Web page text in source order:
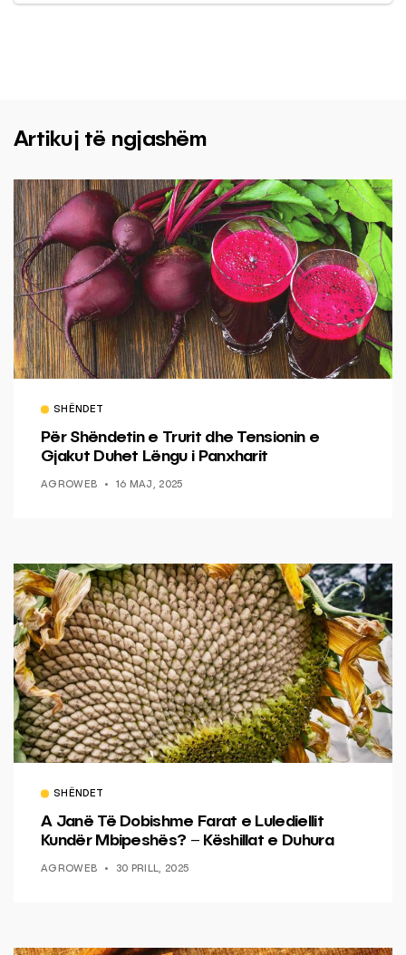
Artikuj të ngjashëm
SHËNDET
Për Shëndetin e Trurit dhe Tensionin e
Gjakut Duhet Lëngu i Panxharit
AGROWEB 16 MAJ, 2025
SHËNDET
A Janë Të Dobishme Farat e Lulediellit
Kundër Mbipeshës? – Këshillat e Duhura
AGROWEB 30 PRILL, 2025